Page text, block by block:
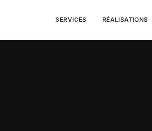
SERVICES RÉALISATIONS